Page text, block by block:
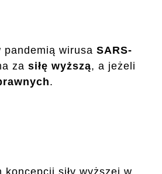
wirusa SARS-
za siłę wyższą, a jeżeli
.